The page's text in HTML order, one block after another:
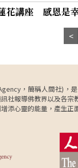
花講座 感恩是
，簡稱人間社)，
社報導佛教界以及各
添心靈的能量，產生正